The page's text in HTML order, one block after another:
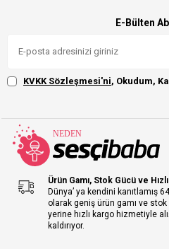
E-Bülten
KVKK Sözleşmesi'ni, Okudum,
Ürün Gamı, Stok Gücü ve
Dünya’ ya kendini kanıtlamış
olarak geniş ürün gamı ve
yerine hızlı kargo hizmetiyle
kaldırıyor.